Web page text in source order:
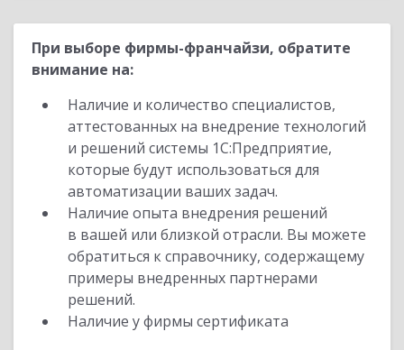
При выборе фирмы-франчайзи, обратите
внимание на:
Наличие и количество специалистов,
аттестованных на внедрение технологий
и решений системы 1С:Предприятие,
которые будут использоваться для
автоматизации ваших задач.
Наличие опыта внедрения решений
в вашей или близкой отрасли. Вы можете
обратиться к справочнику, содержащему
примеры внедренных партнерами
решений.
Наличие у фирмы сертификата